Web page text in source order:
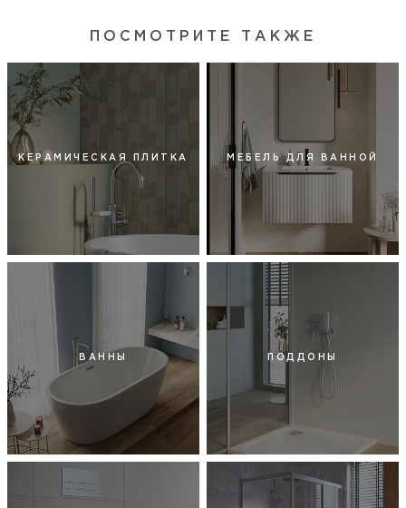
ПОСМОТРИТЕ ТАКЖЕ
КЕРАМИЧЕСКАЯ ПЛИТКА МЕБЕЛЬ ДЛЯ ВАННОЙ
ВАННЫ ПОДДОНЫ